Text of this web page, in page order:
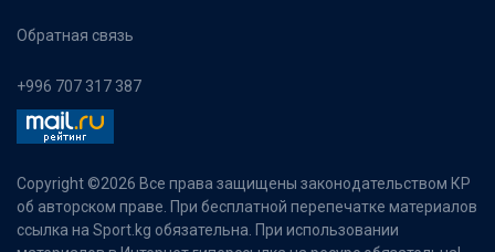
Обратная связь
+996 707 317 387
Copyright ©2026 Все права защищены законодательством КР
об авторском праве. При бесплатной перепечатке материалов
ссылка на Sport.kg обязательна. При использовании